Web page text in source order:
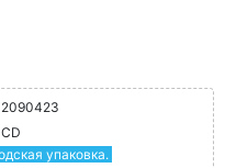
2090423
упаковка.